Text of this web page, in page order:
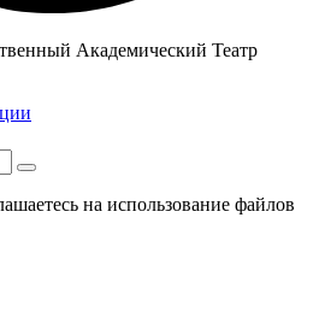
Академический Театр
на использование файлов